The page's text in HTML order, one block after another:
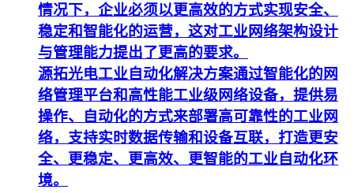
情况下，企业必须以更高效的方式实现安全、
稳定和智能化的运营，这对工业网络架构设计
与管理能力提出了更高的要求。
源拓光电工业自动化解决方案通过智能化的网
络管理平台和高性能工业级网络设备，提供易
操作、自动化的方式来部署高可靠性的工业网
络，支持实时数据传输和设备互联，打造更安
全、更稳定、更高效、更智能的工业自动化环
境。